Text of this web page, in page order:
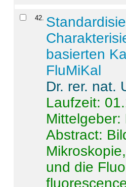
42.
basierten
FluMiKal
Dr. rer. nat.
Laufzeit:
Abstract:
und die